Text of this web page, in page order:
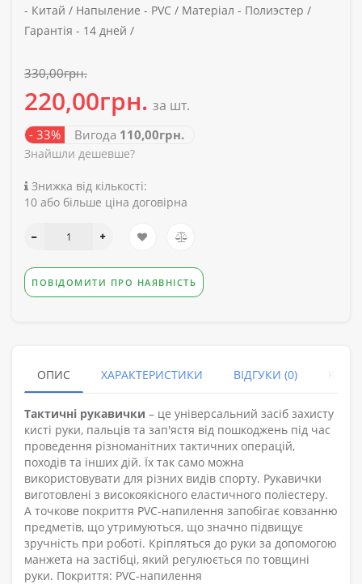
- Китай / Напыление - PVC / Матеріал - Полиэстер /
Гарантія - 14 дней /
330,00грн.
220,00грн. за шт.
- 33% Вигода 110,00грн.
Знайшли дешевше?
Знижка від кількості:
10 або більше ціна договірна
ПОВІДОМИТИ ПРО НАЯВНІСТЬ
ОПИС ХАРАКТЕРИСТИКИ ВІДГУКИ (0)
Тактичні рукавички – це універсальний засіб захисту
кисті руки, пальців та зап'ястя від пошкоджень під час
проведення різноманітних тактичних операцій,
походів та інших дій. Їх так само можна
використовувати для різних видів спорту. Рукавички
виготовлені з високоякісного еластичного поліестеру.
А точкове покриття PVC-напилення запобігає ковзанню
предметів, що утримуються, що значно підвищує
зручність при роботі. Кріпляться до руки за допомогою
манжета на застібці, який регулюється по товщині
руки. Покриття: PVC-напилення